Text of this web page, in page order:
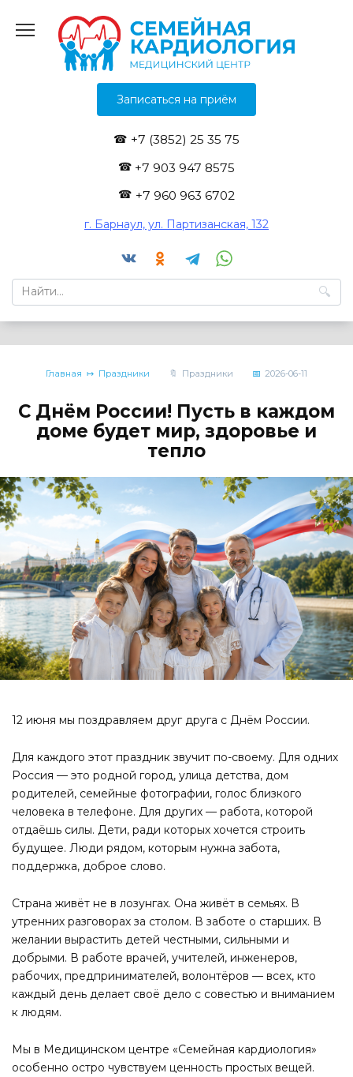
содержанию
Записаться на приём
+7 (3852) 25 35 75
+7 903 947 8575
+7 960 963 6702
г. Барнаул, ул. Партизанская, 132
Search
for:
Главная Праздники Праздники 2026-06-11
С Днём России! Пусть в каждом
доме будет мир, здоровье и
тепло
12 июня мы поздравляем друг друга с Днём России.
Для каждого этот праздник звучит по-своему. Для одних
Россия — это родной город, улица детства, дом
родителей, семейные фотографии, голос близкого
человека в телефоне. Для других — работа, которой
отдаёшь силы. Дети, ради которых хочется строить
будущее. Люди рядом, которым нужна забота,
поддержка, доброе слово.
Страна живёт не в лозунгах. Она живёт в семьях. В
утренних разговорах за столом. В заботе о старших. В
желании вырастить детей честными, сильными и
добрыми. В работе врачей, учителей, инженеров,
рабочих, предпринимателей, волонтёров — всех, кто
каждый день делает своё дело с совестью и вниманием
к людям.
Мы в Медицинском центре «Семейная кардиология»
особенно остро чувствуем ценность простых вещей.